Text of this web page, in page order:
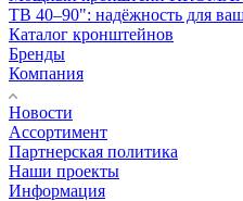
ТВ 40–90": надёжность для
Каталог кронштейнов
Бренды
Компания
Новости
Ассортимент
Партнерская политика
Наши проекты
Информация